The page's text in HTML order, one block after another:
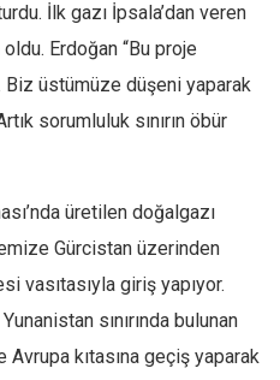
İlk gazı İpsala’dan veren
Erdoğan “Bu proje
Biz üstümüze düşeni yaparak
sorumluluk sınırın öbür
üretilen doğalgazı
Gürcistan üzerinden
vasıtasıyla giriş yapıyor.
sınırında bulunan
Avrupa kıtasına geçiş yaparak